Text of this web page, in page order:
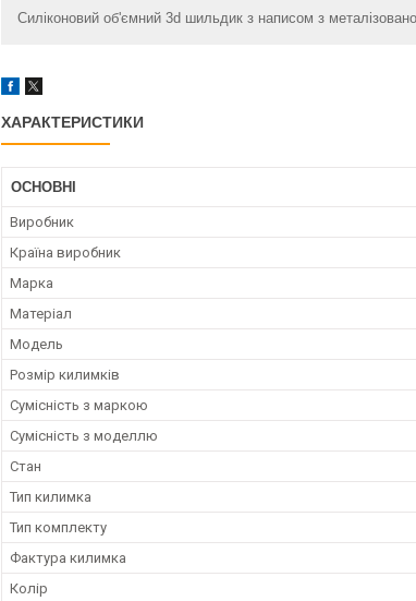
Силіконовий об'ємний 3d шильдик з написом з
ХАРАКТЕРИСТИКИ
ОСНОВНІ
Виробник
Країна виробник
Марка
Матеріал
Модель
Розмір килимків
Сумісність з маркою
Сумісність з моделлю
Стан
Тип килимка
Тип комплекту
Фактура килимка
Колір